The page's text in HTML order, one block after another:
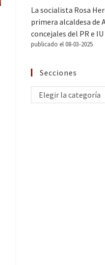
La socialista Rosa
primera alcaldesa de
concejales del PR e IU
publicado el 08-03-2025
Secciones
Elegir la categoría